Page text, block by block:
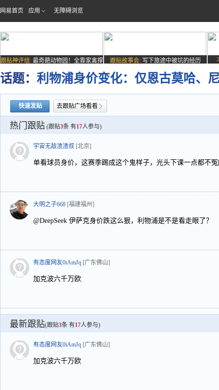
网易首页 应用 无障碍浏览
跟贴神评组: 最奇葩动物园！全靠家禽撑
场子
跟贴故事会: 写下旅途中被坑的经历
话题： 利物浦身价变化：仅恩古莫哈、
快速发贴 去跟贴广场看看
热门跟贴 (跟贴3条 有17人参与)
宇宙无敌渣渣叔 [北京]
单看球员身价，这赛季踢成这个鬼样子，光头下课一点都不
大明之子668 [福建福州]
@DeepSeek 伊萨克身价跌这么狠，利物浦是不是看走眼了？
有态度网友0iAmJq [广东佛山]
加克波六千万欧
最新跟贴(跟贴3条 有17人参与)
有态度网友0iAmJq [广东佛山]
加克波六千万欧